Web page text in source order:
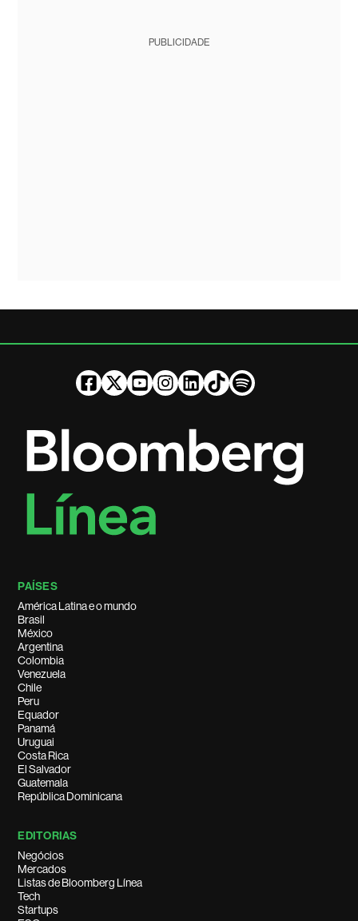
PUBLICIDADE
PAÍSES
América Latina e o mundo
Brasil
México
Argentina
Colombia
Venezuela
Chile
Peru
Equador
Panamá
Uruguai
Costa Rica
El Salvador
Guatemala
República Dominicana
EDITORIAS
Negócios
Mercados
Listas de Bloomberg Línea
Tech
Startups